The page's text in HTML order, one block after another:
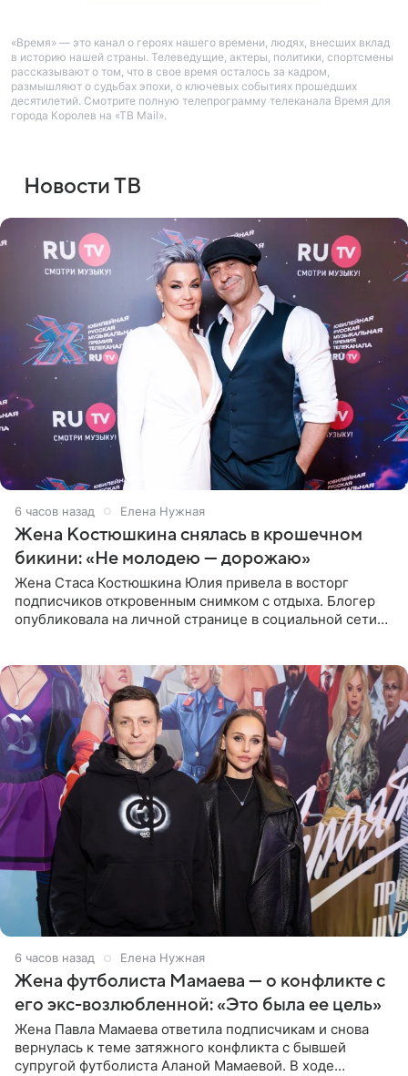
«Время» — это канал о героях нашего времени, людях, внесших вклад
в историю нашей страны. Телеведущие, актеры, политики, спортсмены
рассказывают о том, что в свое время осталось за кадром,
размышляют о судьбах эпохи, о ключевых событиях прошедших
десятилетий. Смотрите полную телепрограмму телеканала Время для
города Королев на «ТВ Mail».
Новости ТВ
6 часов назад Елена Нужная
Жена Костюшкина снялась в крошечном
бикини: «Не молодею — дорожаю»
Жена Стаса Костюшкина Юлия привела в восторг
подписчиков откровенным снимком с отдыха. Блогер
опубликовала на личной странице в социальной сети
6 часов назад Елена Нужная
Жена футболиста Мамаева — о конфликте с
его экс-возлюбленной: «Это была ее цель»
Жена Павла Мамаева ответила подписчикам и снова
вернулась к теме затяжного конфликта с бывшей
супругой футболиста Аланой Мамаевой. В ходе